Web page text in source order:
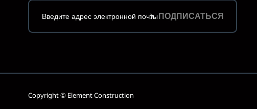
ПОДПИСАТЬСЯ
Copyright © Element Construction